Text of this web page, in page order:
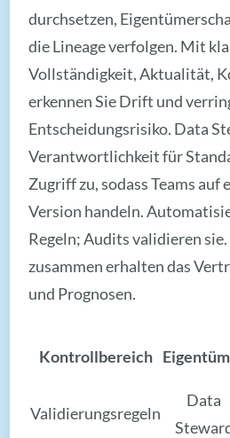
durchsetzen,
die Lineage verfolgen. Mit
Vollständigkeit, Aktualität,
erkennen Sie Drift und
Entscheidungsrisiko. Data
Verantwortlichkeit für
Zugriff zu, sodass Teams
Version handeln.
Regeln; Audits validieren
zusammen erhalten das
und Prognosen.
Kontrollbereich
Validierungsregeln
Data